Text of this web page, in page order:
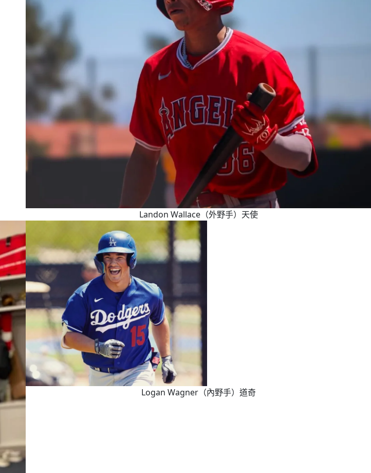
Landon Wallace（外野手）天使
Logan Wagner（內野手）道奇